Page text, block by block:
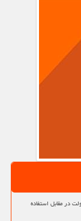
در مقابل استفاده